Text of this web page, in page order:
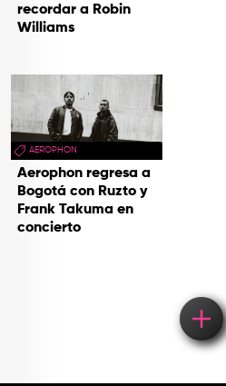
recordar a Robin
Williams
AEROPHON
Aerophon regresa a
Bogotá con Ruzto y
Frank Takuma en
concierto